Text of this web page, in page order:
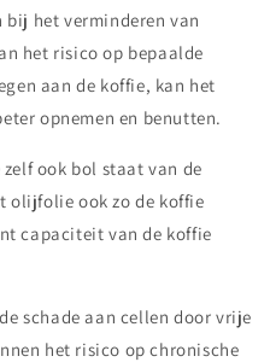
het verminderen van
het risico op bepaalde
aan de koffie, kan het
opnemen en benutten.
ook bol staat van de
olijfolie ook zo de koffie
capaciteit van de koffie
schade aan cellen door vrije
het risico op chronische